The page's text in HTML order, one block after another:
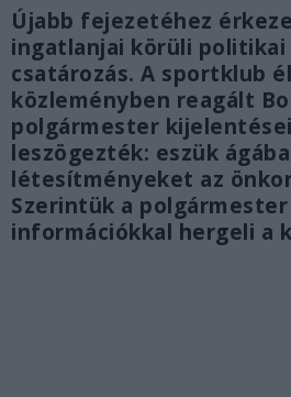
Újabb fejezetéhez
ingatlanjai körüli
csatározás. A sportklub
közleményben reagált
polgármester
leszögezték: eszük
létesítményeket az
Szerintük a
információkkal hergeli a